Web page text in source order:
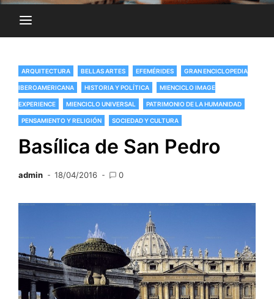
ARQUITECTURA BELLAS ARTES EFEMÉRIDES GRAN ENCICLOPEDIA
IBEROAMERICANA HISTORIA Y POLÍTICA MIENCICLO IMAGE
EXPERIENCE MIENCICLO UNIVERSAL PATRIMONIO DE LA HUMANIDAD
PENSAMIENTO Y RELIGIÓN SOCIEDAD Y CULTURA
Basílica de San Pedro
admin 18/04/2016 0